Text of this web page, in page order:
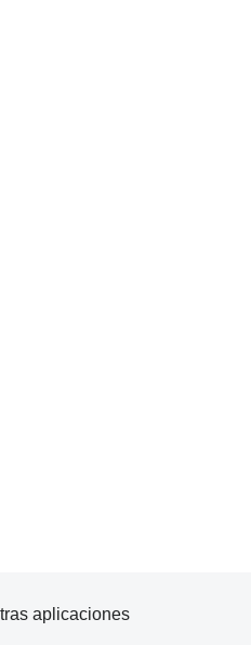
aplicaciones